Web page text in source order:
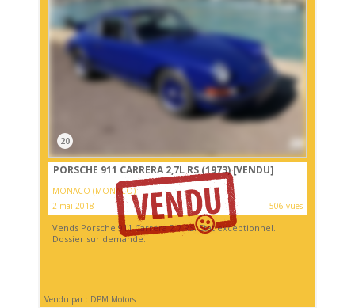
20
PORSCHE 911 CARRERA 2,7L RS (1973)[VENDU]
MONACO (MONACO)
2 mai 2018
506 vues
Vends Porsche 911 Carrera 2,7 RS. Etat exceptionnel.
Dossier sur demande.
Vendu par : DPM Motors